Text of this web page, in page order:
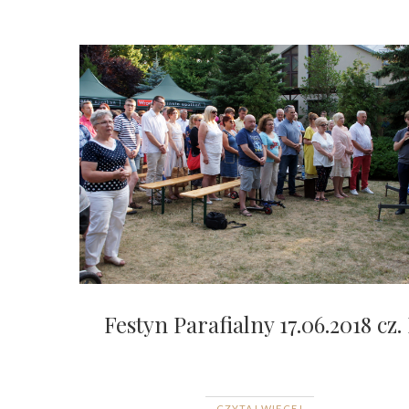
Festyn Parafialny 17.06.2018 cz.